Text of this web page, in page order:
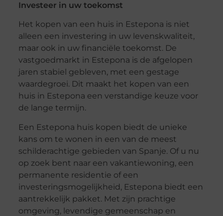
Investeer in uw toekomst
Het kopen van een huis in Estepona is niet
alleen een investering in uw levenskwaliteit,
maar ook in uw financiële toekomst. De
vastgoedmarkt in Estepona is de afgelopen
jaren stabiel gebleven, met een gestage
waardegroei. Dit maakt het kopen van een
huis in Estepona een verstandige keuze voor
de lange termijn.
Een Estepona huis kopen biedt de unieke
kans om te wonen in een van de meest
schilderachtige gebieden van Spanje. Of u nu
op zoek bent naar een vakantiewoning, een
permanente residentie of een
investeringsmogelijkheid, Estepona biedt een
aantrekkelijk pakket. Met zijn prachtige
omgeving, levendige gemeenschap en